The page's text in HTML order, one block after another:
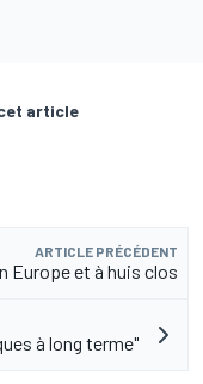
article
ARTICLE PRÉCÉDENT
Europe et à huis clos
à long terme"